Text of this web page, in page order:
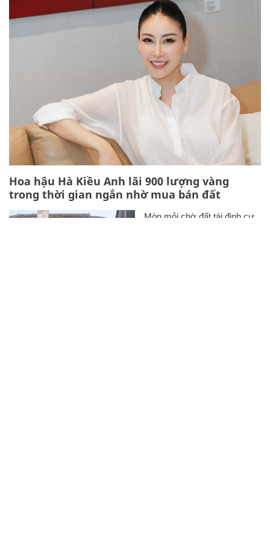
Hoa hậu Hà Kiều Anh lãi 900 lượng vàng
trong thời gian ngắn nhờ mua bán đất
Mòn mỏi chờ đất tái định cư,